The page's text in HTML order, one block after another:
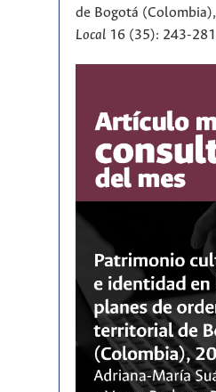
de Bogotá
Local16 (35): 243-